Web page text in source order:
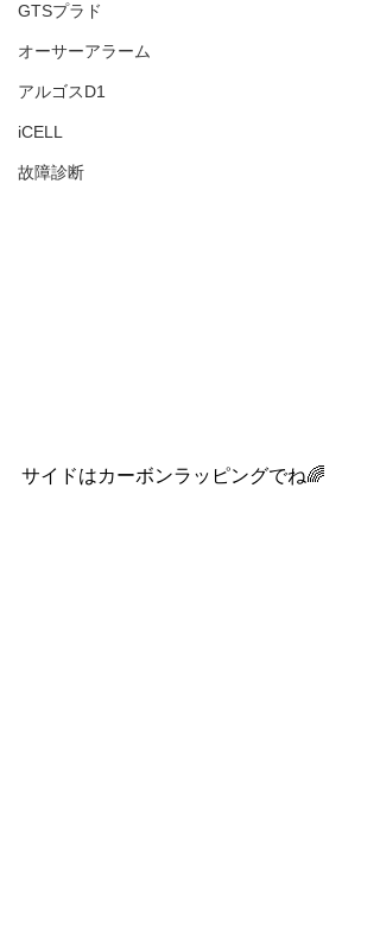
GTSプラド
オーサーアラーム
アルゴスD1
iCELL
故障診断
サイドはカーボンラッピングでね🌈